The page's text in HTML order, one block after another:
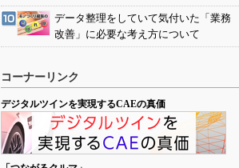
データ整理をしていて気付いた「業務
改善」に必要な考え方について
コーナーリンク
デジタルツインを実現するCAEの真価